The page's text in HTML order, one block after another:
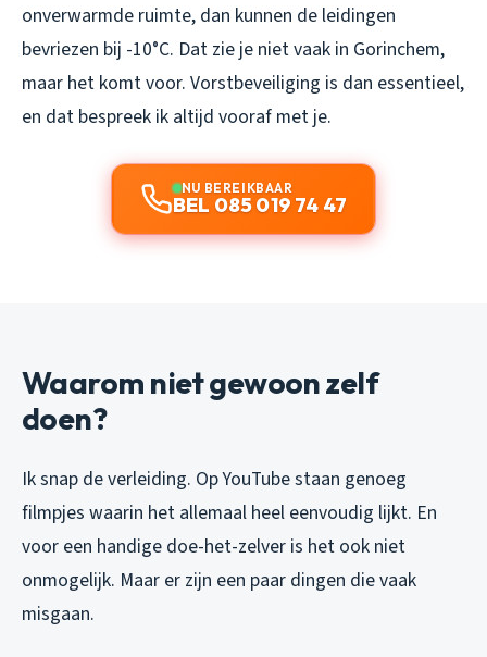
onverwarmde ruimte, dan kunnen de leidingen
bevriezen bij -10°C. Dat zie je niet vaak in Gorinchem,
maar het komt voor. Vorstbeveiliging is dan essentieel,
en dat bespreek ik altijd vooraf met je.
NU BEREIKBAAR
BEL 085 019 74 47
Waarom niet gewoon zelf
doen?
Ik snap de verleiding. Op YouTube staan genoeg
filmpjes waarin het allemaal heel eenvoudig lijkt. En
voor een handige doe-het-zelver is het ook niet
onmogelijk. Maar er zijn een paar dingen die vaak
misgaan.